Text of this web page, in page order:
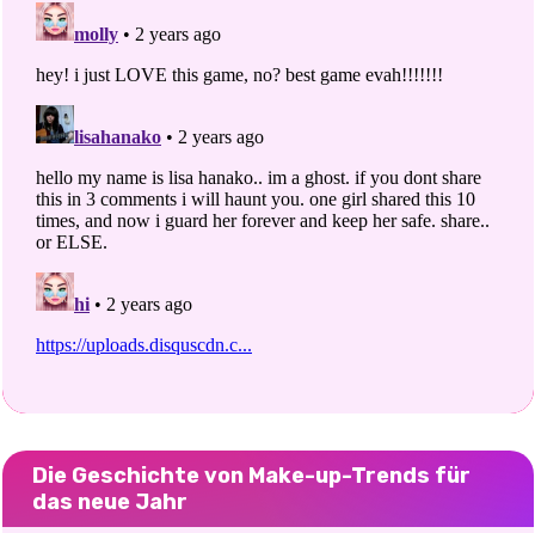
Die Geschichte von Make-up-Trends für
das neue Jahr